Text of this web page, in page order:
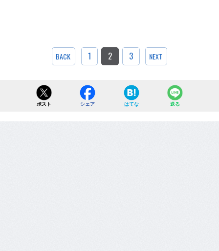
BACK 1 2 3 NEXT
ポスト シェア はてな 送る